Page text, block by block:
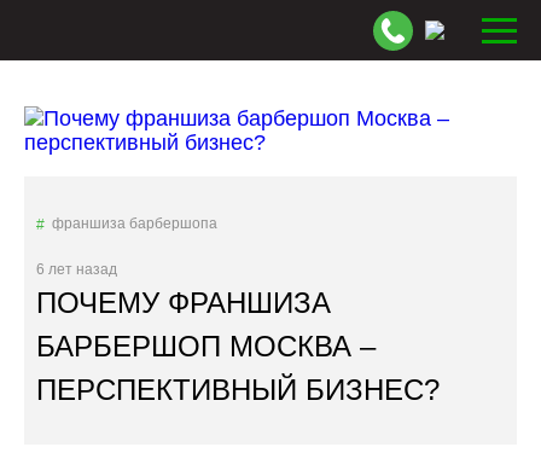
франшиза барбершопа
6 лет назад
ПОЧЕМУ ФРАНШИЗА
БАРБЕРШОП МОСКВА –
ПЕРСПЕКТИВНЫЙ БИЗНЕС?